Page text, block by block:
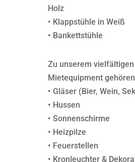
Holz
• Klappstühle in Weiß
• Bankettstühle
Zu unserem vielfältigen
Mietequipment
• Gläser (Bier, Wein,
• Hussen
• Sonnenschirme
• Heizpilze
• Feuerstellen
• Kronleuchter &